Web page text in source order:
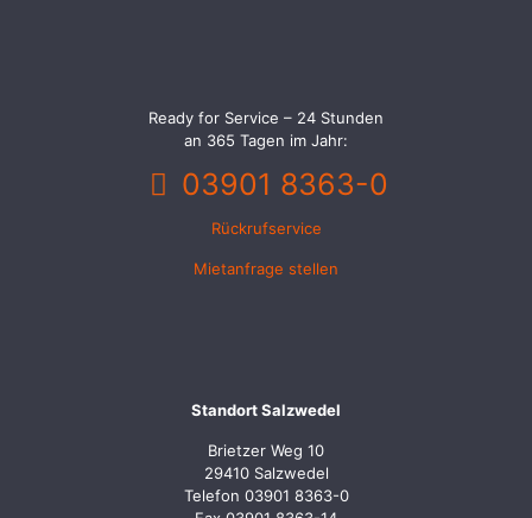
Ready for Service – 24 Stunden
an 365 Tagen im Jahr:
03901 8363-0
Rückrufservice
Mietanfrage stellen
Standort Salzwedel
Brietzer Weg 10
29410 Salzwedel
Telefon 03901 8363-0